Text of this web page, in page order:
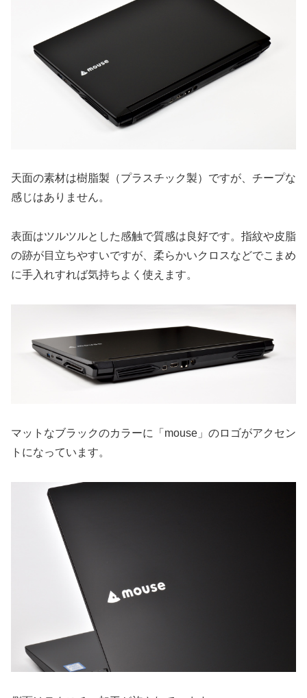
天面の素材は樹脂製（プラスチック製）ですが、チープな
感じはありません。
表面はツルツルとした感触で質感は良好です。指紋や皮脂
の跡が目立ちやすいですが、柔らかいクロスなどでこまめ
に手入れすれば気持ちよく使えます。
マットなブラックのカラーに「mouse」のロゴがアクセン
トになっています。